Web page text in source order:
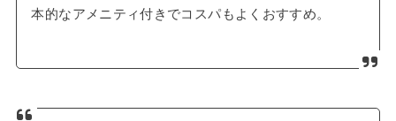
本的なアメニティ付きでコスパもよくおすすめ。